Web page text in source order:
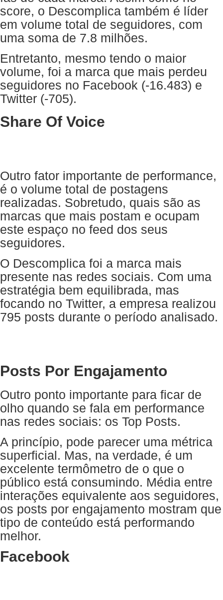
score, o Descomplica também é líder
em volume total de seguidores, com
uma soma de 7.8 milhões.
Entretanto, mesmo tendo o maior
volume, foi a marca que mais perdeu
seguidores no Facebook (-16.483) e
Twitter (-705).
Share Of Voice
Outro fator importante de performance,
é o volume total de postagens
realizadas. Sobretudo, quais são as
marcas que mais postam e ocupam
este espaço no feed dos seus
seguidores.
O Descomplica foi a marca mais
presente nas redes sociais. Com uma
estratégia bem equilibrada, mas
focando no Twitter, a empresa realizou
795 posts durante o período analisado.
Posts Por Engajamento
Outro ponto importante para ficar de
olho quando se fala em performance
nas redes sociais: os Top Posts.
A princípio, pode parecer uma métrica
superficial. Mas, na verdade, é um
excelente termômetro de o que o
público está consumindo. Média entre
interações equivalente aos seguidores,
os posts por engajamento mostram que
tipo de conteúdo está performando
melhor.
Facebook